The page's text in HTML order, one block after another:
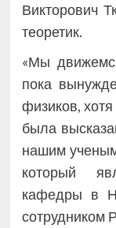
Викторович
теоретик.
«Мы
пока
физиков,
была
нашим
который
кафедры в